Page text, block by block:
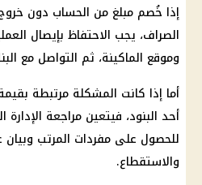
إذا خُصم مبلغ من الحساب دون
الصراف، يجب الاحتفاظ بإيصال
وموقع الماكينة، ثم التواصل مع
أما إذا كانت المشكلة مرتبطة
أحد البنود، فيتعين مراجعة الإدارة
للحصول على مفردات المرتب وبيان
والاستقطاع.